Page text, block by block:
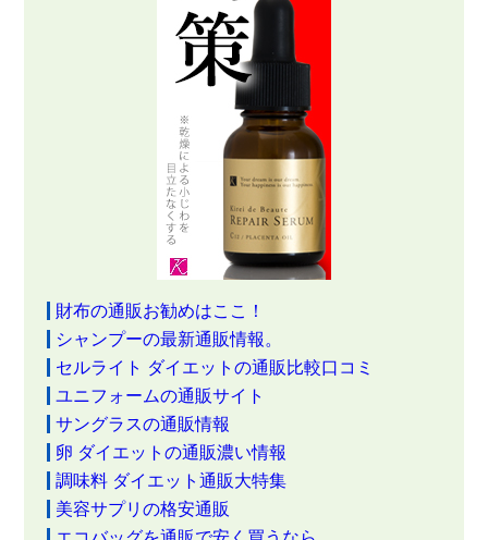
財布の通販お勧めはここ！
シャンプーの最新通販情報。
セルライト ダイエットの通販比較口コミ
ユニフォームの通販サイト
サングラスの通販情報
卵 ダイエットの通販濃い情報
調味料 ダイエット通販大特集
美容サプリの格安通販